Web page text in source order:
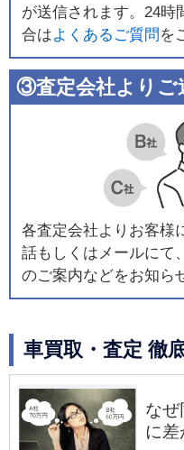
が送信されます。24時
合はよくあるご質問 を
③査定会社よりご
各査定会社よりお客様
話もしくはメールにて
のご案内などをお知ら
車買取・査定 徹
なぜ
に差